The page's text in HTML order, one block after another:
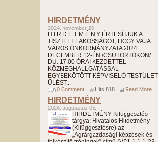
HIRDETMÉNY
2024. november 29.
H I R D E T M É N Y ÉRTESÍTJÜK A
TISZTELT LAKOSSÁGOT, HOGY VAJA
VÁROS ÖNKORMÁNYZATA 2024
DECEMBER 12-ÉN /CSÜTÖRTÖKÖN/
DU. 17.00 ÓRAI KEZDETTEL
KÖZMEGHALLGATÁSSAL
EGYBEKÖTÖTT KÉPVISELŐ-TESTÜLETI
ÜLÉST...
0 Comment Hits:818 Read More...
HIRDETMÉNY
2024. augusztus 05.
HIRDETMÉNY Kifüggesztés
tárgya: Hivatalos Hirdetmény
(Kifüggesztésre) az
„Agrárgazdasági képzések és